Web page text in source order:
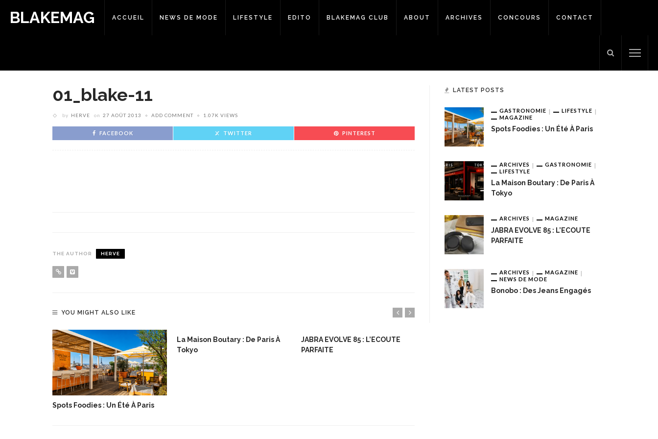
BLAKEMAG ACCUEIL NEWS DE MODE LIFESTYLE EDITO BLAKEMAG CLUB ABOUT ARCHIVES CONCOURS CONTACT
01_blake-11
by HERVE on 27 AOÛT 2013 ADD COMMENT 1.07K VIEWS
FACEBOOK TWITTER PINTEREST
THE AUTHOR HERVE
YOU MIGHT ALSO LIKE
Spots Foodies : Un Été À Paris
La Maison Boutary : De Paris À
Tokyo
JABRA EVOLVE 85 : L’ECOUTE
PARFAITE
LATEST POSTS
GASTRONOMIE
LIFESTYLE
MAGAZINE
Spots Foodies : Un Été À Paris
ARCHIVES
GASTRONOMIE
LIFESTYLE
La Maison Boutary : De Paris À
Tokyo
ARCHIVES MAGAZINE
JABRA EVOLVE 85 : L’ECOUTE
PARFAITE
ARCHIVES
MAGAZINE
NEWS DE MODE
Bonobo : Des Jeans Engagés